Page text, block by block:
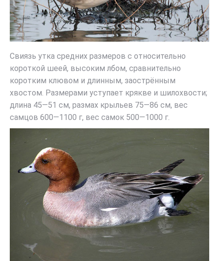
Свиязь утка средних размеров с относительно
короткой шеей, высоким лбом, сравнительно
коротким клювом и длинным, заострённым
хвостом. Размерами уступает крякве и шилохвости;
длина 45—51 см, размах крыльев 75—86 см, вес
самцов 600—1100 г, вес самок 500—1000 г.